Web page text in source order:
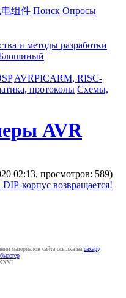
组件 Поиск Опросы
и методы разработки
AVRPICARM, RISC-
протоколы Схемы,
AVR
02:13, просмотров: 589)
корпус возвращается!
материалов сайта ссылка на caxapу